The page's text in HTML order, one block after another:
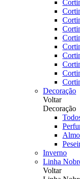
Decoração
Voltar
Decoração
Inverno
Linha
Voltar